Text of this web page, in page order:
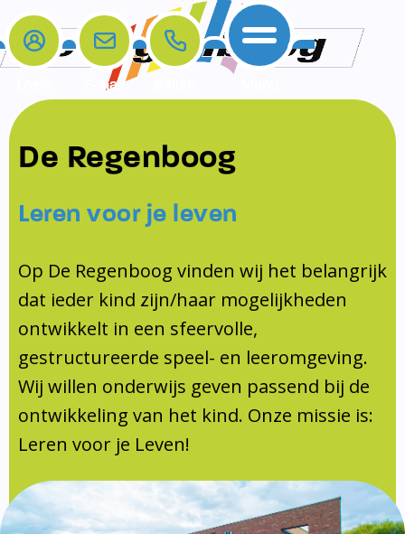
Home
De school
Opleiding en Stage
KomKids
Schoolvakanties
Ouderraad
Medezeggenschapsraad
Documentatie
Formulieren
SIKO
Ouders
Ouders
Contact
Contact
Contact
Samenwerkingen
Samenwerkingen
Schoollogopedist
E-mail
De Regenboog
Leren voor je leven
Op De Regenboog vinden wij het belangrijk
dat ieder kind zijn/haar mogelijkheden
ontwikkelt in een sfeervolle,
gestructureerde speel- en leeromgeving.
Wij willen onderwijs geven passend bij de
ontwikkeling van het kind. Onze missie is:
Leren voor je Leven!